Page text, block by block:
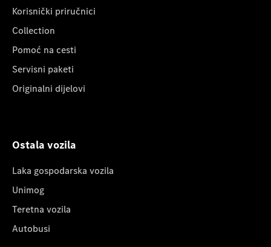
Korisnički priručnici
Collection
Pomoć na cesti
Servisni paketi
Originalni dijelovi
Ostala vozila
Laka gospodarska vozila
Unimog
Teretna vozila
Autobusi